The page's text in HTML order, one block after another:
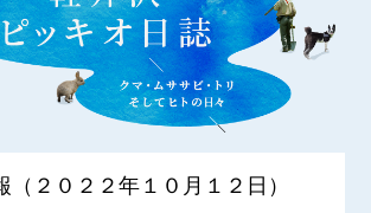
（２０２２年１０月１２日）